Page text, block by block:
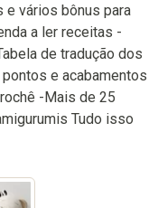
vários bônus para
a ler receitas -
de tradução dos
e acabamentos
-Mais de 25
Tudo isso